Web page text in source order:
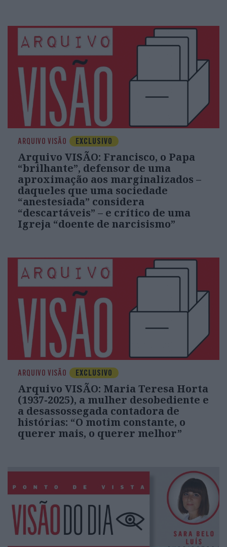
ARQUIVO VISÃO EXCLUSIVO
Arquivo VISÃO: Francisco, o Papa
“brilhante”, defensor de uma
aproximação aos marginalizados –
daqueles que uma sociedade
“anestesiada” considera
“descartáveis” – e crítico de uma
Igreja “doente de narcisismo”
ARQUIVO VISÃO EXCLUSIVO
Arquivo VISÃO: Maria Teresa Horta
(1937-2025), a mulher desobediente e
a desassossegada contadora de
histórias: “O motim constante, o
querer mais, o querer melhor”